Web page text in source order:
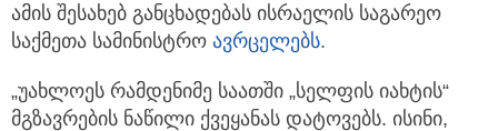
ამის შესახებ განცხადებას ისრაელის საგარეო
საქმეთა სამინისტრო ავრცელებს.
„უახლოეს რამდენიმე საათში „სელფის იახტის“
მგზავრების ნაწილი ქვეყანას დატოვებს. ისინი,